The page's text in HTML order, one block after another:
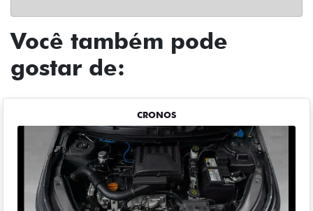
Você também pode
gostar de:
CRONOS